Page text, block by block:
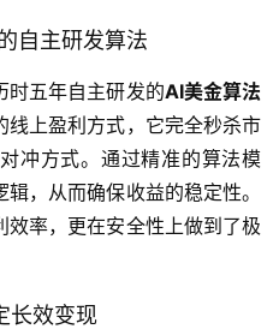
自主研发算法
时五年自主研发的AI美金算法
线上盈利方式，它完全秒杀市
冲方式。通过精准的算法模
，从而确保收益的稳定性。
率，更在安全性上做到了极
长效变现